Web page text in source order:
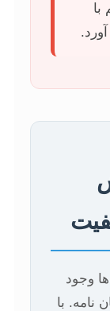
وجود
با